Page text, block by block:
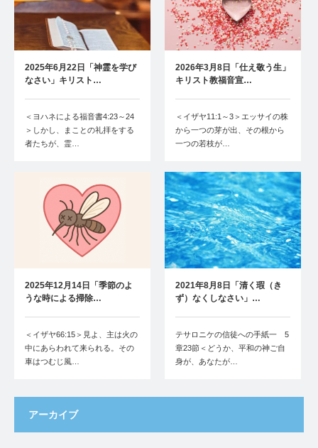
2025年6月22日「神霊を学び
なさい」キリスト…
＜ヨハネによる福音書4:23～24
＞しかし、まことの礼拝をする
者たちが、霊…
2026年3月8日「仕え敬う生」
キリスト教福音宣…
＜イザヤ11:1～3＞エッサイの株
から一つの芽が出、その根から
一つの若枝が…
2025年12月14日「季節のよ
うな時による掃除…
＜イザヤ66:15＞見よ、主は火の
中にあらわれて来られる。その
車はつむじ風…
2021年8月8日「清く瑕（き
ず）なくしなさい」…
テサロニケの信徒への手紙一 5
章23節＜どうか、平和の神ご自
身が、あなたが…
アーカイブ